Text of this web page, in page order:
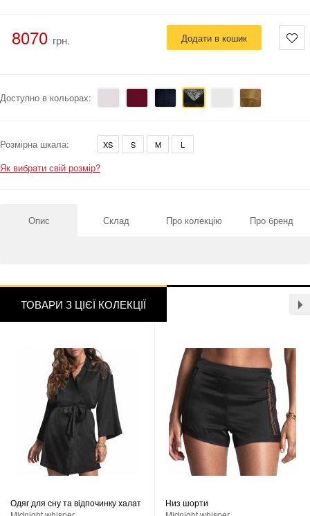
8070 грн. Додати в кошик
Доступно в кольорах:
Розмірна шкала: XS S M L
Як вибрати свій розмір?
Опис Склад Про колекцію Про бренд
ТОВАРИ З ЦІЄЇ КОЛЕКЦІЇ
Одяг для сну та відпочинку халат
Низ шорти